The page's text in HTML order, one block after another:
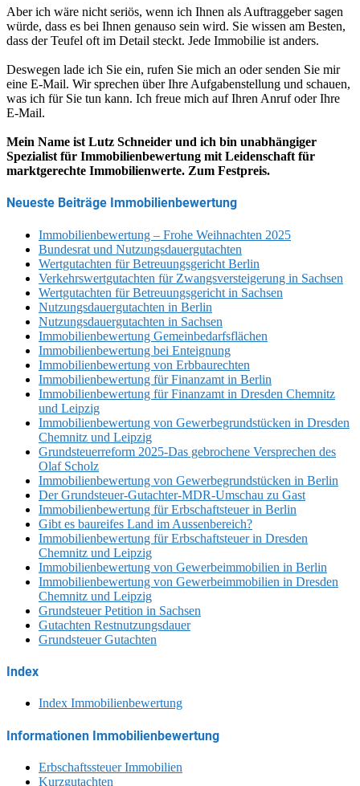
Aber ich wäre nicht seriös, wenn ich Ihnen als Auftraggeber sagen
würde, dass es bei Ihnen genauso sein wird. Sie wissen am Besten,
dass der Teufel oft im Detail steckt. Jede Immobilie ist anders.
Deswegen lade ich Sie ein, rufen Sie mich an oder senden Sie mir
eine E-Mail. Wir sprechen über Ihre Aufgabenstellung und schauen,
was ich für Sie tun kann. Ich freue mich auf Ihren Anruf oder Ihre
E-Mail.
Mein Name ist Lutz Schneider und ich bin unabhängiger
Spezialist für Immobilienbewertung mit Leidenschaft für
marktgerechte Immobilienwerte. Zum Festpreis.
Neueste Beiträge Immobilienbewertung
Immobilienbewertung – Frohe Weihnachten 2025
Bundesrat und Nutzungsdauergutachten
Wertgutachten für Betreuungsgericht Berlin
Verkehrswertgutachten für Zwangsversteigerung in Sachsen
Wertgutachten für Betreuungsgericht in Sachsen
Nutzungsdauergutachten in Berlin
Nutzungsdauergutachten in Sachsen
Immobilienbewertung Gemeinbedarfsflächen
Immobilienbewertung bei Enteignung
Immobilienbewertung von Erbbaurechten
Immobilienbewertung für Finanzamt in Berlin
Immobilienbewertung für Finanzamt in Dresden Chemnitz
und Leipzig
Immobilienbewertung von Gewerbegrundstücken in Dresden
Chemnitz und Leipzig
Grundsteuerreform 2025-Das gebrochene Versprechen des
Olaf Scholz
Immobilienbewertung von Gewerbegrundstücken in Berlin
Der Grundsteuer-Gutachter-MDR-Umschau zu Gast
Immobilienbewertung für Erbschaftsteuer in Berlin
Gibt es baureifes Land im Aussenbereich?
Immobilienbewertung für Erbschaftsteuer in Dresden
Chemnitz und Leipzig
Immobilienbewertung von Gewerbeimmobilien in Berlin
Immobilienbewertung von Gewerbeimmobilien in Dresden
Chemnitz und Leipzig
Grundsteuer Petition in Sachsen
Gutachten Restnutzungsdauer
Grundsteuer Gutachten
Index
Index Immobilienbewertung
Informationen Immobilienbewertung
Erbschaftssteuer Immobilien
Kurzgutachten